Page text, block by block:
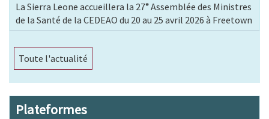
La Sierra Leone accueillera la 27ᵉ Assemblée des Ministres
de la Santé de la CEDEAO du 20 au 25 avril 2026 à Freetown
Toute l'actualité
Plateformes